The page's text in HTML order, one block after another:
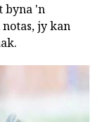
byna 'n
jy kan